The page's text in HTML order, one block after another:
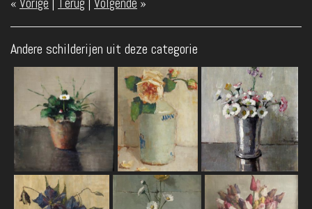
Andere schilderijen uit deze categorie